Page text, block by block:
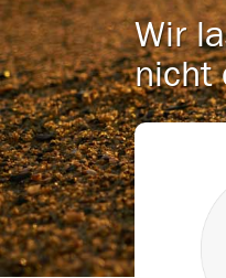
Wir
nicht